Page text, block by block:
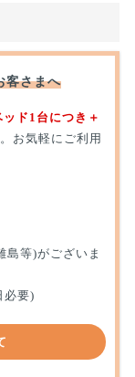
客さまへ
ッド1台につき＋
お気軽にご利用
等)がございま
必要)